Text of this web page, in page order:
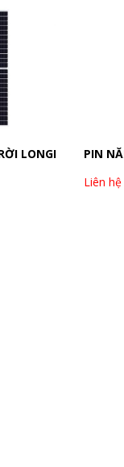
LONGI
PIN
Liên hệ